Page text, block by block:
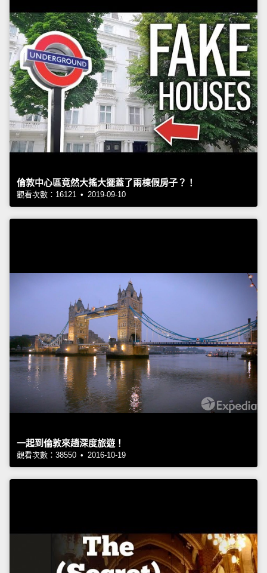
倫敦中心區竟然大搖大擺蓋了兩棟假房子？！
觀看次數：16121 • 2019-09-10
一起到倫敦來趟深度旅遊！
觀看次數：38550 • 2016-10-19